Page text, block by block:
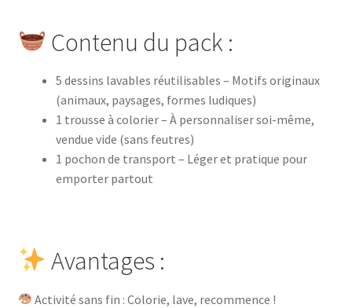
Contenu du pack :
5 dessins lavables réutilisables – Motifs originaux
(animaux, paysages, formes ludiques)
1 trousse à colorier – À personnaliser soi-même,
vendue vide (sans feutres)
1 pochon de transport – Léger et pratique pour
emporter partout
Avantages :
Activité sans fin : Colorie, lave, recommence !